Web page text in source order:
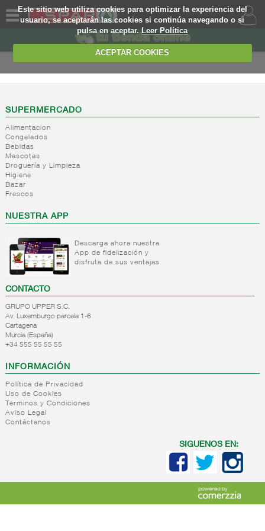
Este sitio web utiliza cookies para optimizar la experiencia del
usuario, se aceptarán las cookies si continúa navegando o si
pulsa en aceptar.Leer Política
ACEPTAR COOKIES
SOMOS
WEB
EJEMPLO
SUPERMERCADO
Alimentacion
Congelados
Bebidas
Mascotas
Droguería y Limpieza
Higiene
Bazar
Frescos
NUESTRA APP
Descarga ahora nuestra
App de fidelización y
disfruta de sus ventajas
CONTACTO
GRUPO UPPER S.C.
Av. Luxemburgo parcela 1-6
Cartagena
Murcia (España)
+34 555 55 55 55
INFORMACIÓN
Política de Privacidad
Uso de Cookies
Terminos y Condiciones
Aviso Legal
Contáctanos
SIGUENOS EN: